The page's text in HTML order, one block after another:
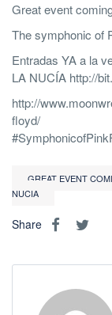
Great event
The symphonic of
Entradas YA a la
LA NUCÍA http://
http://
floyd/
GREAT EVENT
NUCIA
Share